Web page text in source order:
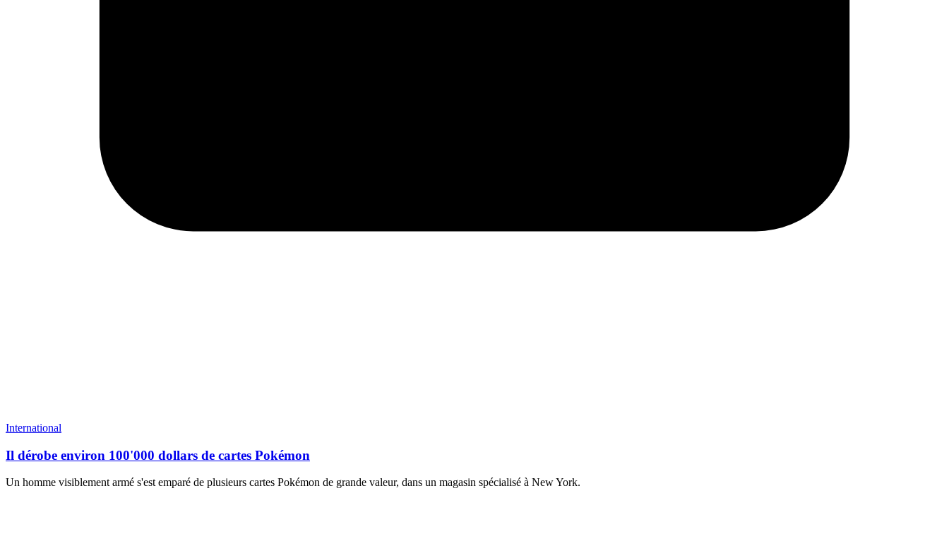
International
Il dérobe environ 100'000 dollars de cartes Pokémon
Un homme visiblement armé s'est emparé de plusieurs cartes Pokémon de grande valeur, dans un magasin spécialisé à New York.